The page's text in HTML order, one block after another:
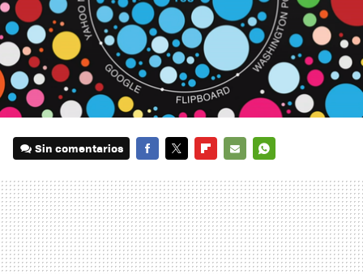
Sin comentarios
MAIL